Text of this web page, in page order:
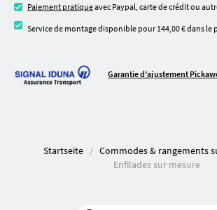
Paiement pratiqueavec Paypal, carte de crédit ou
Service de montage disponible pour 144,00 € dans le
Garantie d'ajustement
Startseite
Commodes & rangements
Enfilades sur mesure